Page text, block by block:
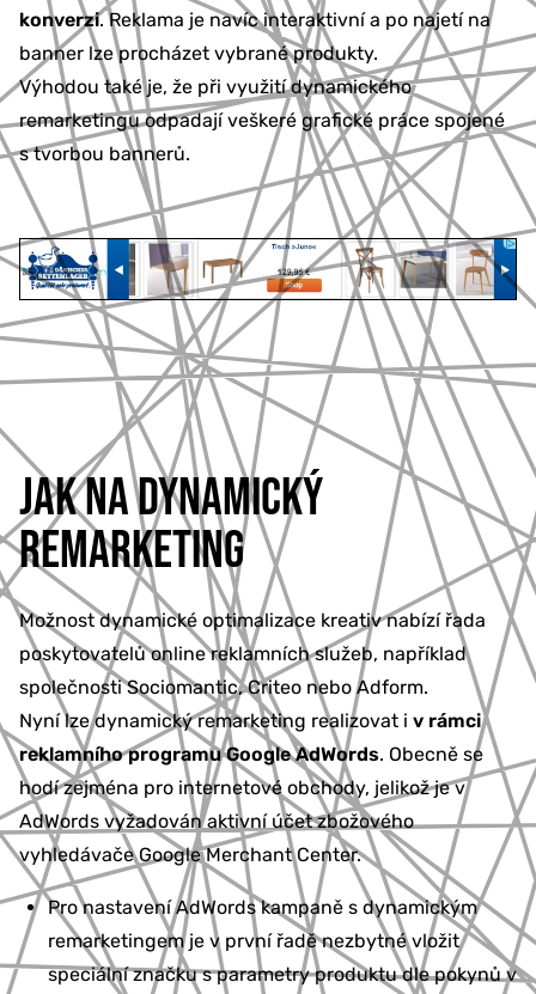
konverzi. Reklama je navíc interaktivní a po najetí na
banner lze procházet vybrané produkty.
Výhodou také je, že při využití dynamického
remarketingu odpadají veškeré grafické práce spojené
s tvorbou bannerů.
JAK NA DYNAMICKÝ
REMARKETING
Možnost dynamické optimalizace kreativ nabízí řada
poskytovatelů online reklamních služeb, například
společnosti Sociomantic, Criteo nebo Adform.
Nyní lze dynamický remarketing realizovat i v rámci
reklamního programu Google AdWords. Obecně se
hodí zejména pro internetové obchody, jelikož je v
AdWords vyžadován aktivní účet zbožového
vyhledávače Google Merchant Center.
Pro nastavení AdWords kampaně s dynamickým
remarketingem je v první řadě nezbytné vložit
speciální značku s parametry produktu dle pokynů v